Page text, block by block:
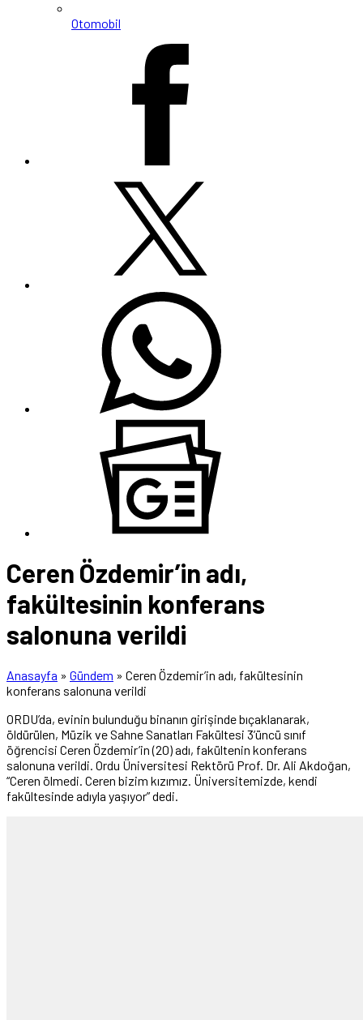
Otomobil
Ceren Özdemir’in adı,
fakültesinin konferans
salonuna verildi
Anasayfa » Gündem » Ceren Özdemir’in adı, fakültesinin
konferans salonuna verildi
ORDU’da, evinin bulunduğu binanın girişinde bıçaklanarak,
öldürülen, Müzik ve Sahne Sanatları Fakültesi 3’üncü sınıf
öğrencisi Ceren Özdemir’in (20) adı, fakültenin konferans
salonuna verildi. Ordu Üniversitesi Rektörü Prof. Dr. Ali Akdoğan,
“Ceren ölmedi. Ceren bizim kızımız. Üniversitemizde, kendi
fakültesinde adıyla yaşıyor” dedi.